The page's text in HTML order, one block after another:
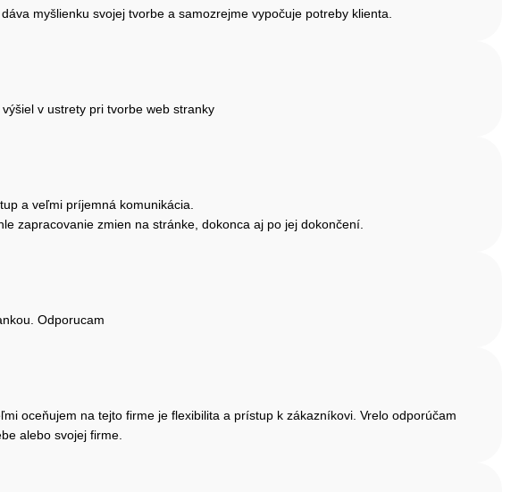
myšlienku svojej tvorbe a samozrejme vypočuje potreby klienta.
v ustrety pri tvorbe web stranky
a veľmi príjemná komunikácia.
zapracovanie zmien na stránke, dokonca aj po jej dokončení.
Odporucam
oceňujem na tejto firme je flexibilita a prístup k zákazníkovi. Vrelo odporúčam
alebo svojej firme.